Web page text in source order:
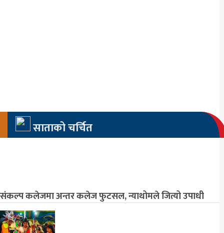
साताको चर्चित
संकल्प कलेजमा अन्तर कलेज फुटसल, न्याथोमले जित्यो उपाधी